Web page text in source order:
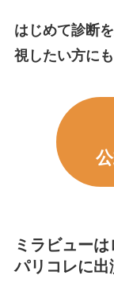
はじめて診断
視したい方に
ミラビューは
パリコレに